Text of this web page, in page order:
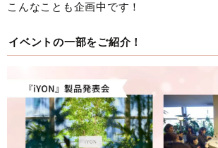
こんなことも企画中です！
イベントの一部をご紹介！